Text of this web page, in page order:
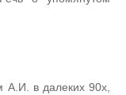
А.И. в далеких 90х,